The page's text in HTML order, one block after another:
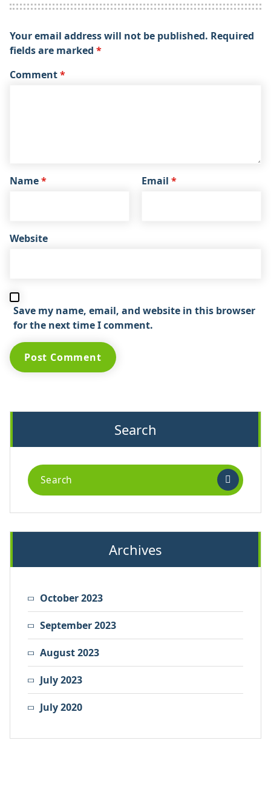
Your email address will not be published. Required
fields are marked *
Comment*
Name* Email *
Website
Save my name, email, and website in this browser
for the next time I comment.
Search
Search
for:
Archives
October 2023
September 2023
August 2023
July 2023
July 2020